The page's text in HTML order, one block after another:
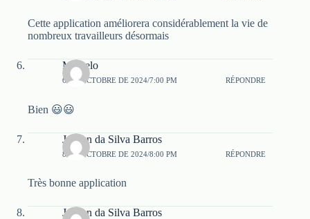
Cette application améliorera considérablement la vie de
nombreux travailleurs désormais
Marcelo
6 DE OCTOBRE DE 2024/7:00 PM RÉPONDRE
Bien 😃😃
Jailson da Silva Barros
8 DE OCTOBRE DE 2024/8:00 PM RÉPONDRE
Très bonne application
Jailson da Silva Barros